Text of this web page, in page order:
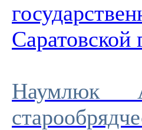
Саратовской
Наумлюк